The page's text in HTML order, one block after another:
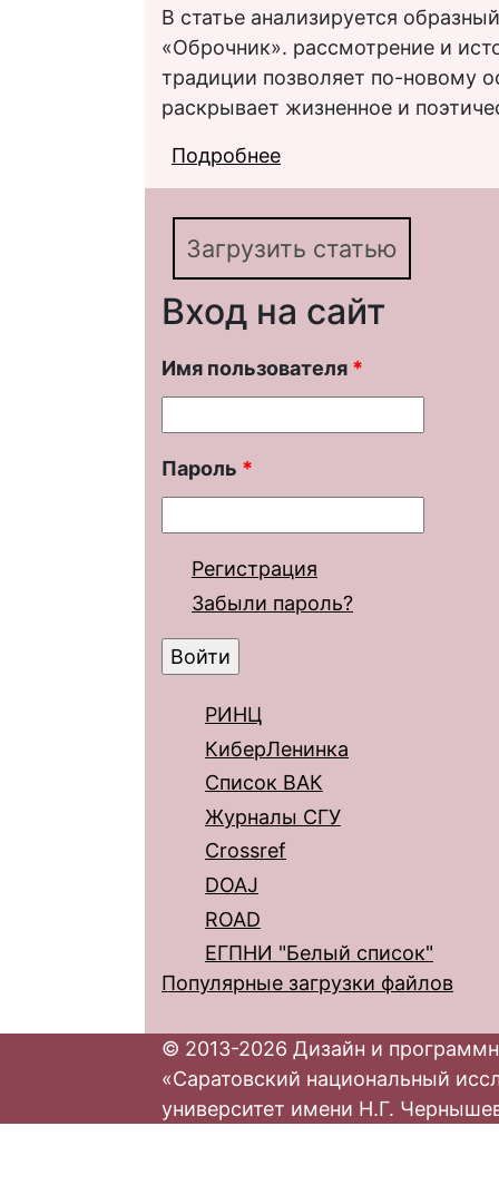
В статье анализируется
«Оброчник». рассмотрение и
традиции позволяет по-новому
раскрывает жизненное и
Подробнее
Загрузить статью
Вход на сайт
Имя пользователя *
Пароль *
Регистрация
Забыли пароль?
РИНЦ
КиберЛенинка
Список ВАК
Журналы СГУ
Crossref
DOAJ
ROAD
ЕГПНИ "Белый список"
Популярные загрузки файлов
© 2013-2026 Дизайн и
«Саратовский национальный
университет имени Н.Г.